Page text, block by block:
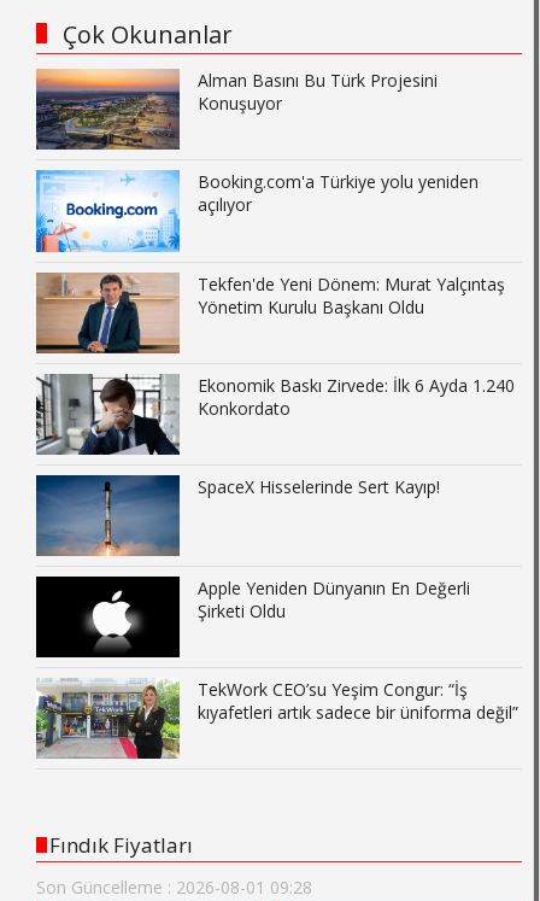
Çok Okunanlar
Alman Basını Bu Türk Projesini
Konuşuyor
Booking.com'a Türkiye yolu yeniden
açılıyor
Tekfen'de Yeni Dönem: Murat Yalçıntaş
Yönetim Kurulu Başkanı Oldu
Ekonomik Baskı Zirvede: İlk 6 Ayda 1.240
Konkordato
SpaceX Hisselerinde Sert Kayıp!
Apple Yeniden Dünyanın En Değerli
Şirketi Oldu
TekWork CEO’su Yeşim Congur: “İş
kıyafetleri artık sadece bir üniforma değil”
Fındık Fiyatları
Son Güncelleme : 2026-08-01 09:28